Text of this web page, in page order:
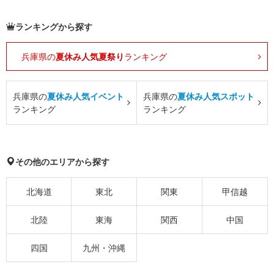
ランキングから探す
兵庫県の夏休み人気夏祭り ランキング
兵庫県の夏休み人気イベント
ランキング
兵庫県の夏休み人気スポット
ランキング
その他のエリアから探す
北海道 東北 関東 甲信越
北陸 東海 関西 中国
四国 九州・沖縄